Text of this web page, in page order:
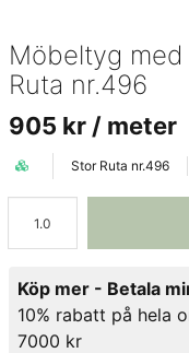
Möbeltyg
Ruta nr.496
905 kr / meter
Stor Ruta nr.496
Köp mer - Betala
10% rabatt på hela
7000 kr